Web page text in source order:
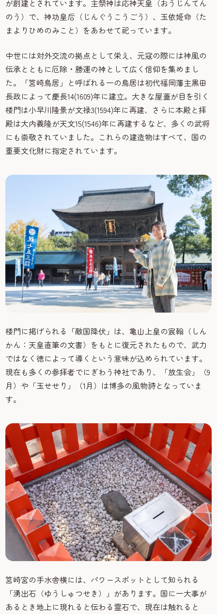
が創建とされています。主祭神は応神天皇（おうじんてん
のう）で、神功皇后（じんぐうこうごう）、玉依姫命（た
まよりひめのみこと）をあわせて祀っています。
中世には対外交流の拠点として栄え、元寇の際には神風の
伝承とともに厄除・勝運の神として広く信仰を集めまし
た。「筥崎鳥居」と呼ばれる一の鳥居は初代福岡藩主黒田
長政によって慶長14(1609)年に建立。大きな屋蓋が目を引く
楼門は小早川隆景が文禄3(1594)年に再建、さらに本殿と拝
殿は大内義隆が天文15(1546)年に再建するなど、多くの武将
にも崇敬されていました。これらの建造物はすべて、国の
重要文化財に指定されています。
楼門に掲げられる「敵国降伏」は、亀山上皇の宸翰（しん
かん：天皇直筆の文書）をもとに復元されたもので、武力
ではなく徳によって導くという意味が込められています。
現在も多くの参拝者でにぎわう神社であり、「放生会」（9
月）や「玉せせり」（1月）は博多の風物詩となっていま
す。
筥崎宮の手水舎横には、パワースポットとして知られる
「湧出石（ゆうしゅつせき）」があります。国に一大事が
あるとき地上に現れると伝わる霊石で、現在は触れると